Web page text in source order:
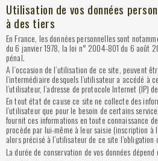
Utilisation de vos données
à des tiers
En France, les données personnelles sont
du 6 janvier 1978, la loi n° 2004-801 du 6 août
pénal.
A l’occasion de l’utilisation de ce site, peuvent
l’intermédiaire desquels l’utilisateur a accédé à
l’utilisateur, l’adresse de protocole Internet (IP)
En tout état de cause ce site ne collecte des
l’utilisateur que pour le besoin de certains
fournit ces informations en toute connaissance
procède par lui-même à leur saisie (inscription
alors précisé à l’utilisateur de ce site
La durée de conservation de vos données